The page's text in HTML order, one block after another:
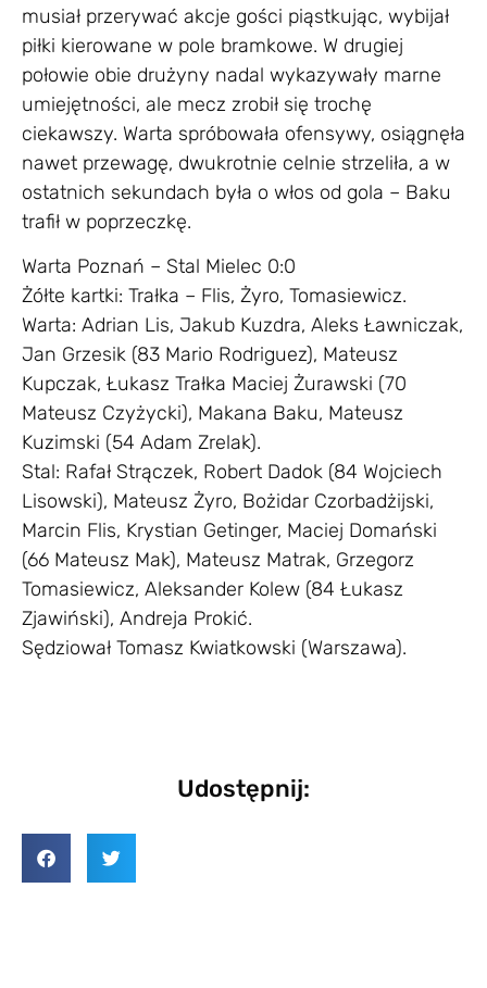
musiał przerywać akcje gości piąstkując, wybijał
piłki kierowane w pole bramkowe. W drugiej
połowie obie drużyny nadal wykazywały marne
umiejętności, ale mecz zrobił się trochę
ciekawszy. Warta spróbowała ofensywy, osiągnęła
nawet przewagę, dwukrotnie celnie strzeliła, a w
ostatnich sekundach była o włos od gola – Baku
trafił w poprzeczkę.
Warta Poznań – Stal Mielec 0:0
Żółte kartki: Trałka – Flis, Żyro, Tomasiewicz.
Warta: Adrian Lis, Jakub Kuzdra, Aleks Ławniczak,
Jan Grzesik (83 Mario Rodriguez), Mateusz
Kupczak, Łukasz Trałka Maciej Żurawski (70
Mateusz Czyżycki), Makana Baku, Mateusz
Kuzimski (54 Adam Zrelak).
Stal: Rafał Strączek, Robert Dadok (84 Wojciech
Lisowski), Mateusz Żyro, Bożidar Czorbadżijski,
Marcin Flis, Krystian Getinger, Maciej Domański
(66 Mateusz Mak), Mateusz Matrak, Grzegorz
Tomasiewicz, Aleksander Kolew (84 Łukasz
Zjawiński), Andreja Prokić.
Sędziował Tomasz Kwiatkowski (Warszawa).
Udostępnij: